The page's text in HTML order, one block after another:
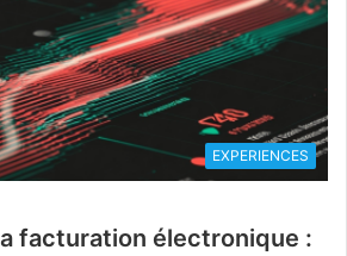
EXPERIENCES
facturation électronique :